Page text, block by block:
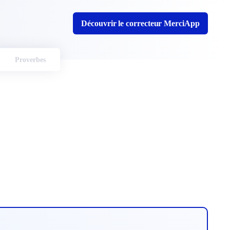
Découvrir le correcteur MerciApp
Proverbes